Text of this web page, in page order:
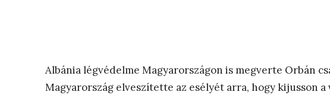
Albánia légvédelme Magyarországon is megverte Orbán
Magyarország elveszítette az esélyét arra, hogy kijusson a